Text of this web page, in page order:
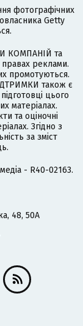
фотографічних
Getty
КОМПАНІЙ та
реклами.
промотуються.
також є
цього
матеріалах.
та оціночні
Згідно з
за зміст
- R40-02163.
48, 50А